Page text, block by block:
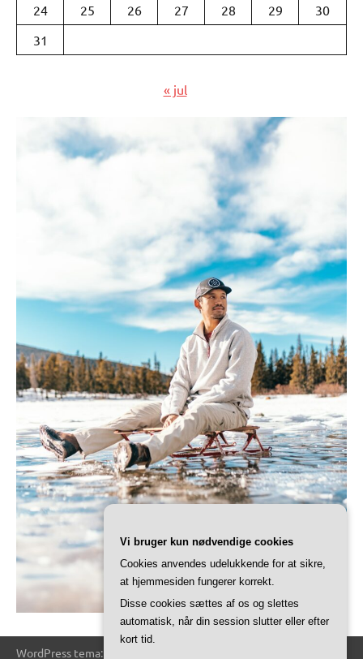
24
25 26 27 28 29
30
31
« jul
WordPress tema: Dynamico by ThemeZee.
Vi bruger kun nødvendige cookies
Cookies anvendes udelukkende for at sikre,
at hjemmesiden fungerer korrekt.
Disse cookies sættes af os og slettes
automatisk, når din session slutter eller efter
kort tid.